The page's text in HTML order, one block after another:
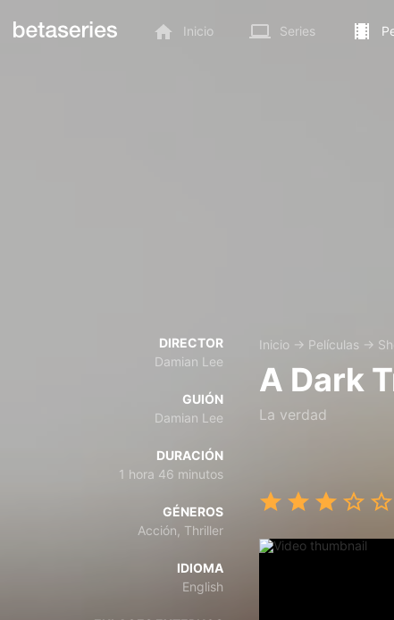
Inicio Series
DIRECTOR
Damian Lee
GUIÓN
Damian Lee
DURACIÓN
1 hora 46 minutos
GÉNEROS
Acción, Thriller
IDIOMA
English
Inicio → Películas →
A Dark
La verdad